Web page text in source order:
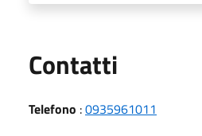
Contatti
Telefono :0935961011